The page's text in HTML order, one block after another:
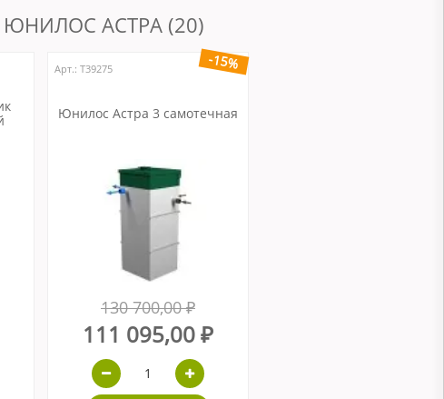
АСТРА (20)
-15%
Арт.: Т39275
Юнилос Астра 3 самотечная
130 700,00 ₽
111 095,00 ₽